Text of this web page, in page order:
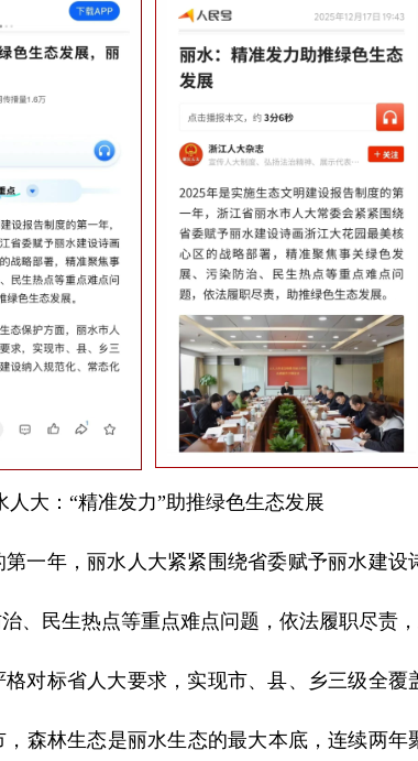
人大：“精准发力”助推绿色生态发展
一年，丽水人大紧紧围绕省委赋予丽水建
、民生热点等重点难点问题，依法履职尽责，
格对标省人大要求，实现市、县、乡三级全
森林生态是丽水生态的最大本底，连续两年